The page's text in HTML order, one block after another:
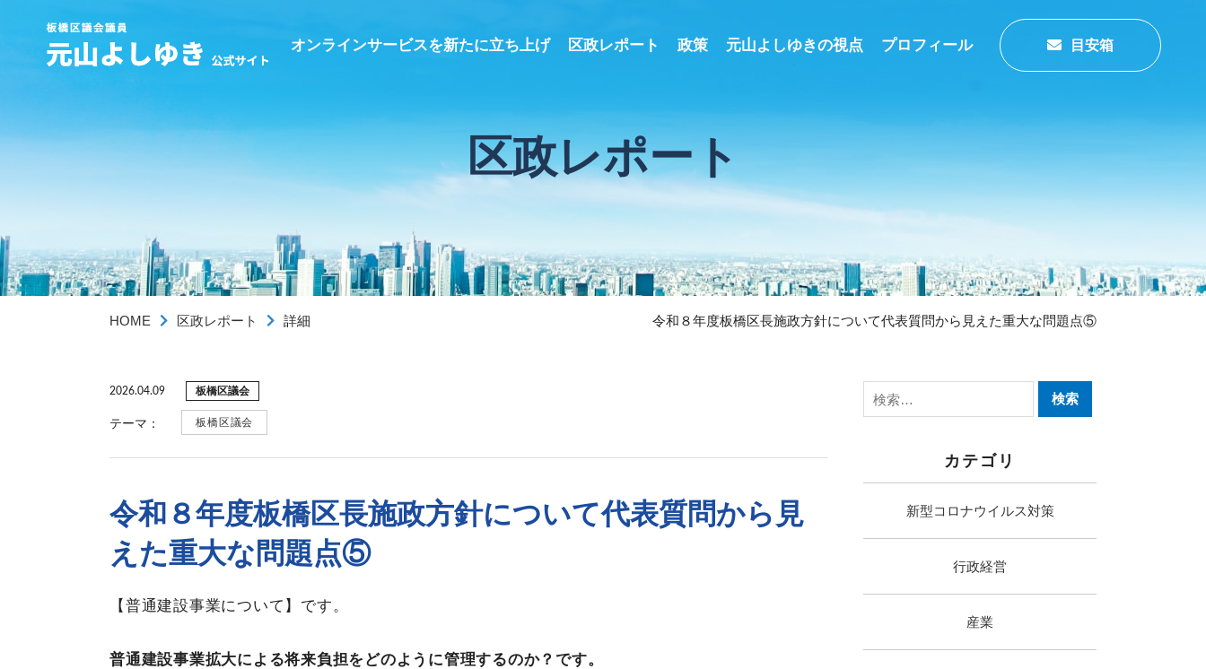
オンラインサービスを新たに立ち上げ 区政レポート 政策 元山よしゆきの視点 プロフィール 目安箱
令和８年度板橋区長施政方針について代表質問から見えた重大な問題点⑤
区政レポート
HOME 区政レポート 詳細
2026.04.09 板橋区議会
テーマ： 板橋区議会
令和８年度板橋区長施政方針について代表質問から見
えた重大な問題点⑤
【普通建設事業について】です。
普通建設事業拡大による将来負担をどのように管理するのか？です。
カテゴリ
新型コロナウイルス対策
行政経営
産業